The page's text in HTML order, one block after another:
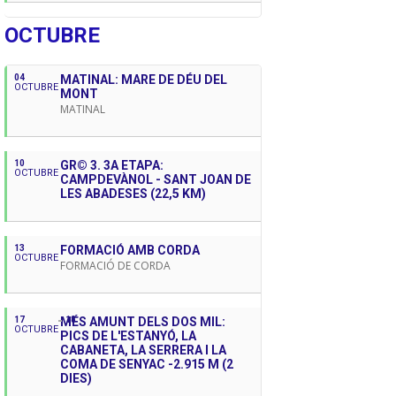
OCTUBRE
04
OCTUBRE
MATINAL: MARE DE DÉU DEL
MONT
MATINAL
10
OCTUBRE
GR© 3. 3A ETAPA:
CAMPDEVÀNOL - SANT JOAN DE
LES ABADESES (22,5 KM)
13
OCTUBRE
FORMACIÓ AMB CORDA
FORMACIÓ DE CORDA
17
OCTUBRE
18
MÉS AMUNT DELS DOS MIL:
PICS DE L'ESTANYÓ, LA
CABANETA, LA SERRERA I LA
COMA DE SENYAC -2.915 M (2
DIES)